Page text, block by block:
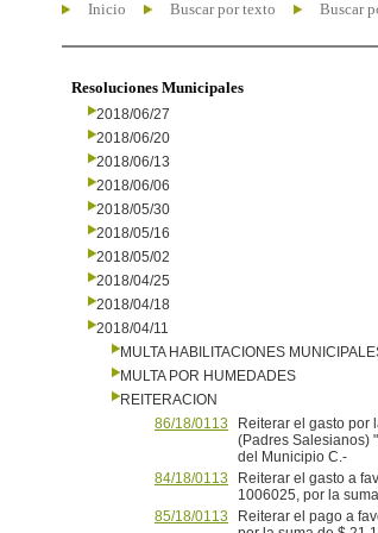
Inicio Buscar por texto Buscar
Resoluciones Municipales
2018/06/27
2018/06/20
2018/06/13
2018/06/06
2018/05/30
2018/05/16
2018/05/02
2018/04/25
2018/04/18
2018/04/11
MULTA HABILITACIONES
MULTA POR HUMEDADES
REITERACION
86/18/0113
Reiterar el gasto por
(Padres Salesianos)
del Municipio C.-
84/18/0113
Reiterar el gasto a
1006025, por la
85/18/0113
Reiterar el pago a